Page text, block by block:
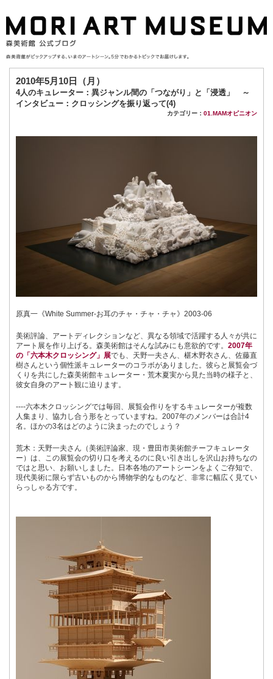
2010年5月10日（月）
4人のキュレーター：異ジャンル間の「つながり」と「浸透」 ～
インタビュー：クロッシングを振り返って(4)
カテゴリー： 01.MAMオピニオン
原真一《White Summer-お耳のチャ・チャ・チャ》2003-06
美術評論、アートディレクションなど、異なる領域で活躍する人々が共に
アート展を作り上げる。森美術館はそんな試みにも意欲的です。 2007年
の「六本木クロッシング」展でも、天野一夫さん、椹木野衣さん、佐藤直
樹さんという個性派キュレーターのコラボがありました。彼らと展覧会づ
くりを共にした森美術館キュレーター・荒木夏実から見た当時の様子と、
彼女自身のアート観に迫ります。
----六本木クロッシングでは毎回、展覧会作りをするキュレーターが複数
人集まり、協力し合う形をとっていますね。2007年のメンバーは合計4
名。ほかの3名はどのように決まったのでしょう？
荒木：天野一夫さん（美術評論家、現・豊田市美術館チーフキュレータ
ー）は、この展覧会の切り口を考えるのに良い引き出しを沢山お持ちなの
ではと思い、お願いしました。日本各地のアートシーンをよくご存知で、
現代美術に限らず古いものから博物学的なものなど、非常に幅広く見てい
らっしゃる方です。